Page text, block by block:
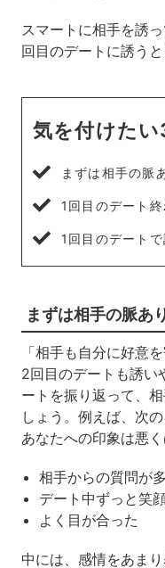
スマートに相手を誘
回目のデートに誘う
気を付けた
まずは相手の脈
1回目のデート
1回目のデート
まずは相手の脈あ
「相手も自分に好意
2回目のデートも誘い
ートを振り返って、
しょう。例えば、次
あなたへの印象は悪く
相手からの質問が
デート中ずっと笑
よく目が合った
中には、感情をあま